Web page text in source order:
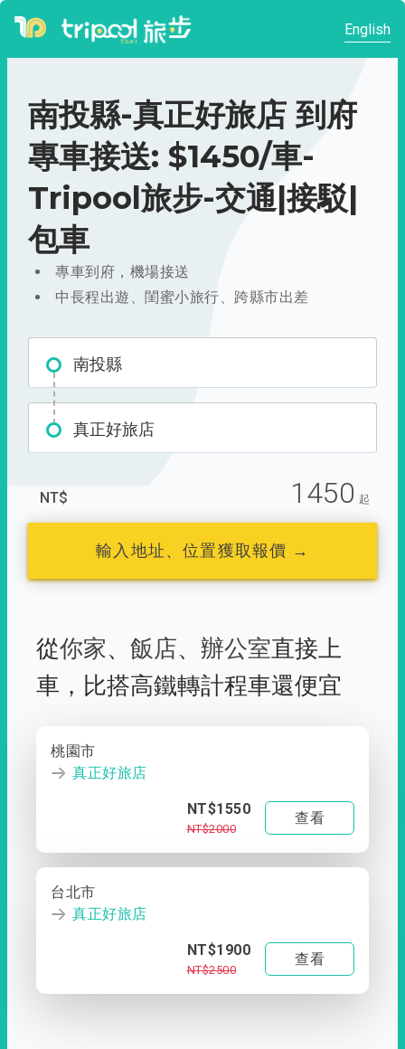
English
南投縣-真正好旅店 到府
專車接送: $1450/車-
Tripool旅步-交通|接駁|
包車
專車到府，機場接送
中長程出遊、閨蜜小旅行、跨縣市出差
南投縣
真正好旅店
NT$ 1450 起
輸入地址、位置獲取報價 →
從你家、 飯店、 辦公室直接上
車， 比搭高鐵轉計程車還便宜
桃園市
真正好旅店
NT$1550
NT$2000
查看
台北市
真正好旅店
NT$1900
NT$2500
查看